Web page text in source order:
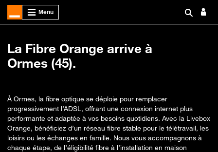
La Fibre Orange arrive à
Ormes (45).
À Ormes, la fibre optique se déploie pour remplacer
progressivement l’ADSL, offrant une connexion internet plus
performante et adaptée à vos besoins quotidiens. Avec la Livebox
Orange, bénéficiez d’un réseau fibre stable pour le télétravail, les
loisirs ou les échanges en famille. Nous vous accompagnons à
chaque étape, de l’éligibilité fibre à l’installation en maison